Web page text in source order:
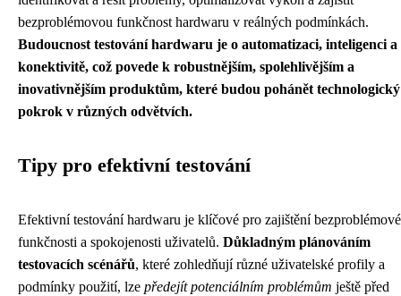
bezproblémovou funkčnost hardwaru v reálných podmínkách.
Budoucnost testování hardwaru je o automatizaci, inteligenci a
konektivitě, což povede k robustnějším, spolehlivějším a
inovativnějším produktům, které budou pohánět technologický
pokrok v různých odvětvích.
Tipy pro efektivní testování
Efektivní testování hardwaru je klíčové pro zajištění bezproblémové
funkčnosti a spokojenosti uživatelů. Důkladným plánováním
testovacích scénářů, které zohledňují různé uživatelské profily a
podmínky použití, lze předejít potenciálním problémům ještě před